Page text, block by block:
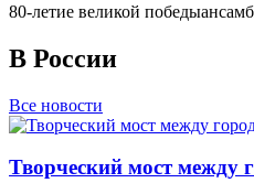
80-летие великой победы
В России
Все новости
Творческий мост между